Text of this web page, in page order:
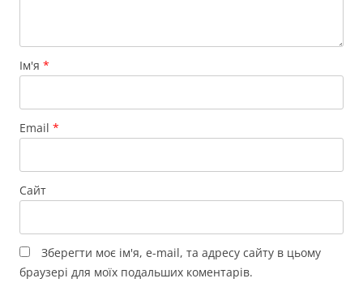
Ім'я *
Email *
Сайт
Зберегти моє ім'я, e-mail, та адресу сайту в цьому
браузері для моїх подальших коментарів.